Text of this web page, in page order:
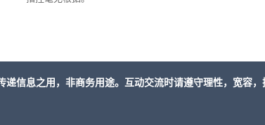
信息之用，非商务用途。互动交流时请遵守理性，宽容，